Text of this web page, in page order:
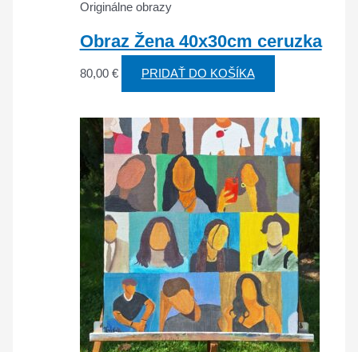
Originálne obrazy
Obraz Žena 40x30cm ceruzka
80,00 € PRIDAŤ DO KOŠÍKA